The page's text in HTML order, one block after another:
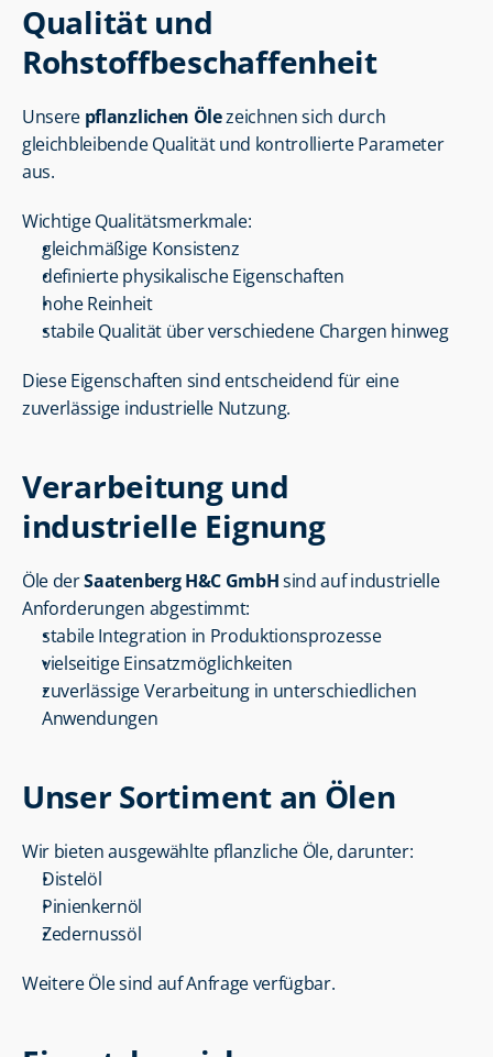
Qualität und
Rohstoffbeschaffenheit
Unsere pflanzlichen Öle zeichnen sich durch
gleichbleibende Qualität und kontrollierte Parameter
aus.
Wichtige Qualitätsmerkmale:
gleichmäßige Konsistenz
definierte physikalische Eigenschaften
hohe Reinheit
stabile Qualität über verschiedene Chargen hinweg
Diese Eigenschaften sind entscheidend für eine
zuverlässige industrielle Nutzung.
Verarbeitung und
industrielle Eignung
Öle der Saatenberg H&C GmbH sind auf industrielle
Anforderungen abgestimmt:
stabile Integration in Produktionsprozesse
vielseitige Einsatzmöglichkeiten
zuverlässige Verarbeitung in unterschiedlichen
Anwendungen
Unser Sortiment an Ölen
Wir bieten ausgewählte pflanzliche Öle, darunter:
Distelöl
Pinienkernöl
Zedernussöl
Weitere Öle sind auf Anfrage verfügbar.